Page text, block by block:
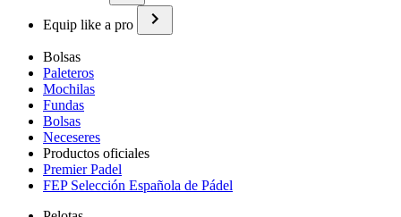
Equip like a pro
Bolsas
Paleteros
Mochilas
Fundas
Bolsas
Neceseres
Productos oficiales
Premier Padel
FEP Selección Española de Pádel